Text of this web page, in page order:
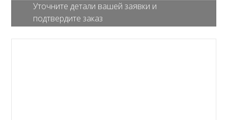
Уточните детали вашей заявки и
подтвердите заказ